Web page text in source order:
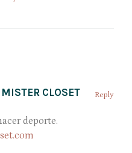
CLOSET Reply
deporte.